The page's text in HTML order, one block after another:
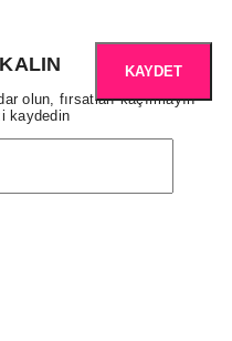
olun, fırsatları kaçırmayın
kaydedin
KAYDET